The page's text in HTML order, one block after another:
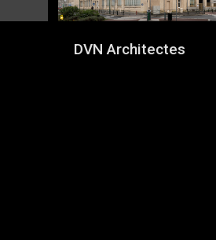
DVN Architectes